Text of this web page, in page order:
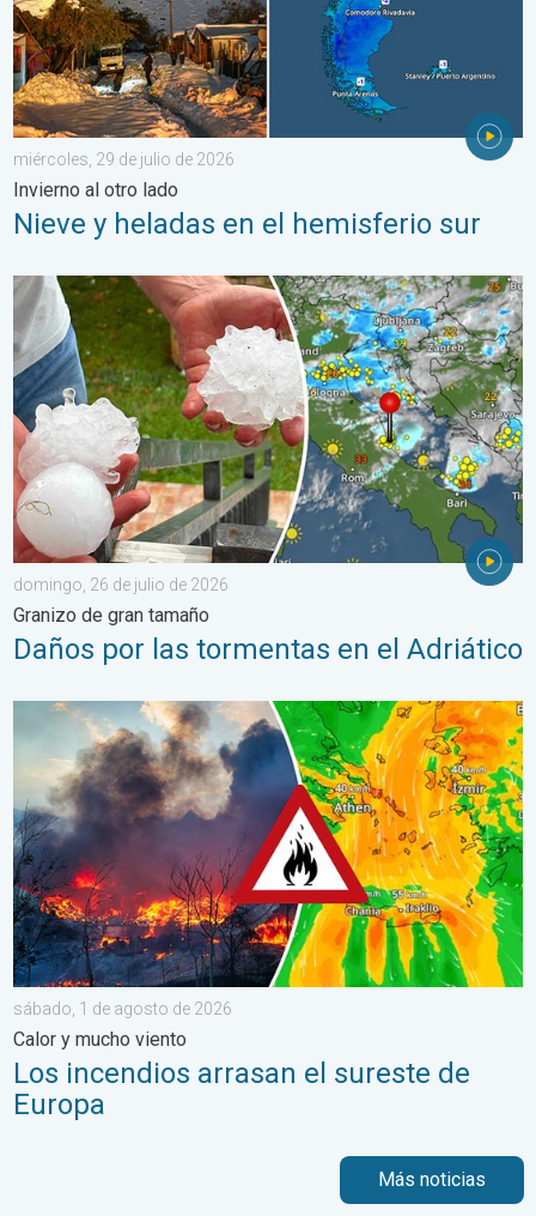
miércoles, 29 de julio de 2026
Invierno al otro lado
Nieve y heladas en el hemisferio sur
Daños por las tormentas en el Adriático. Granizo de gran
domingo, 26 de julio de 2026
Granizo de gran tamaño
Daños por las tormentas en el Adriático
Los incendios arrasan el sureste de Europa. Calor y mucho
sábado, 1 de agosto de 2026
Calor y mucho viento
Los incendios arrasan el sureste de
Europa
Más noticias